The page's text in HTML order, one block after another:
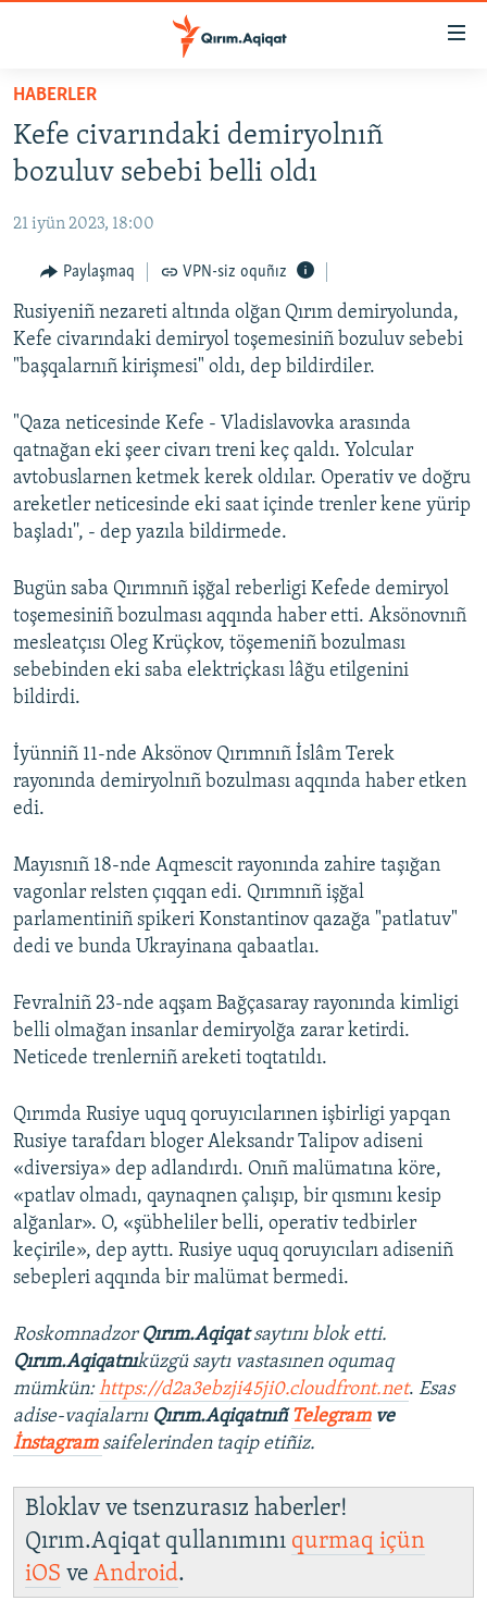
Esas
qaytmaq
Baş
qaytmaq
qaytmaq
HABERLER
SİYASET
CEMİYET
MEDENİYET
İNSAN AQLARI
VİDEO
BLOGLAR
FİKİR
Русский
QOŞULIÑIZ!
HABERLER
Kefe civarındaki demiryolnıñ
bozuluv sebebi belli oldı
21 iyün 2023, 18:00
Paylaşmaq VPN-siz oquñız
Rusiyeniñ nezareti altında olğan Qırım demiryolunda,
Kefe civarındaki demiryol toşemesiniñ bozuluv sebebi
"başqalarnıñ kirişmesi" oldı, dep bildirdiler.
"Qaza neticesinde Kefe - Vladislavovka arasında
qatnağan eki şeer civarı treni keç qaldı. Yolcular
avtobuslarnen ketmek kerek oldılar. Operativ ve doğru
areketler neticesinde eki saat içinde trenler kene yürip
başladı'', - dep yazıla bildirmede.
Bugün saba Qırımnıñ işğal reberligi Kefede demiryol
toşemesiniñ bozulması aqqında haber etti. Aksönovnıñ
mesleatçısı Oleg Krüçkov, töşemeniñ bozulması
sebebinden eki saba elektriçkası lâğu etilgenini
bildirdi.
İyünniñ 11-nde Aksönov Qırımnıñ İslâm Terek
rayonında demiryolnıñ bozulması aqqında haber etken
edi.
Mayısnıñ 18-nde Aqmescit rayonında zahire taşığan
vagonlar relsten çıqqan edi. Qırımnıñ işğal
parlamentiniñ spikeri Konstantinov qazağa "patlatuv"
dedi ve bunda Ukrayinana qabaatlaı.
Fevralniñ 23-nde aqşam Bağçasaray rayonında kimligi
belli olmağan insanlar demiryolğa zarar ketirdi.
Neticede trenlerniñ areketi toqtatıldı.
Qırımda Rusiye uquq qoruyıcılarınen işbirligi yapqan
Rusiye tarafdarı bloger Aleksandr Talipov adiseni
«diversiya» dep adlandırdı. Onıñ malümatına köre,
«patlav olmadı, qaynaqnen çalışıp, bir qısmını kesip
alğanlar». O, «şübheliler belli, operativ tedbirler
keçirile», dep ayttı. Rusiye uquq qoruyıcıları adiseniñ
sebepleri aqqında bir malümat bermedi.
Roskomnadzor Qırım.Aqiqatsaytını blok etti.
Qırım.Aqiqatnıküzgü saytı vastasınen oqumaq
mümkün:https://d2a3ebzji45ji0.cloudfront.net. Esas
adise-vaqialarnı Qırım.AqiqatnıñTelegramve
İnstagram saifelerinden taqip etiñiz.
Bloklav ve tsenzurasız haberler!
Qırım.Aqiqat qullanımını qurmaq içün
iOS ve Android.